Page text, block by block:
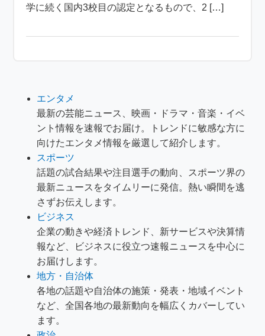
学に続く国内3校目の認定となるもので、2 […]
エンタメ
最新の芸能ニュース、映画・ドラマ・音楽・イベ
ント情報を速報でお届け。トレンドに敏感な方に
向けたエンタメ情報を厳選して紹介します。
スポーツ
話題の試合結果や注目選手の動向、スポーツ界の
最新ニュースをタイムリーに発信。熱い瞬間を逃
さずお伝えします。
ビジネス
企業の動きや経済トレンド、新サービスや決算情
報など、ビジネスに役立つ速報ニュースを中心に
お届けします。
地方・自治体
各地の話題や自治体の施策・発表・地域イベント
など、全国各地の最新動向を幅広くカバーしてい
ます。